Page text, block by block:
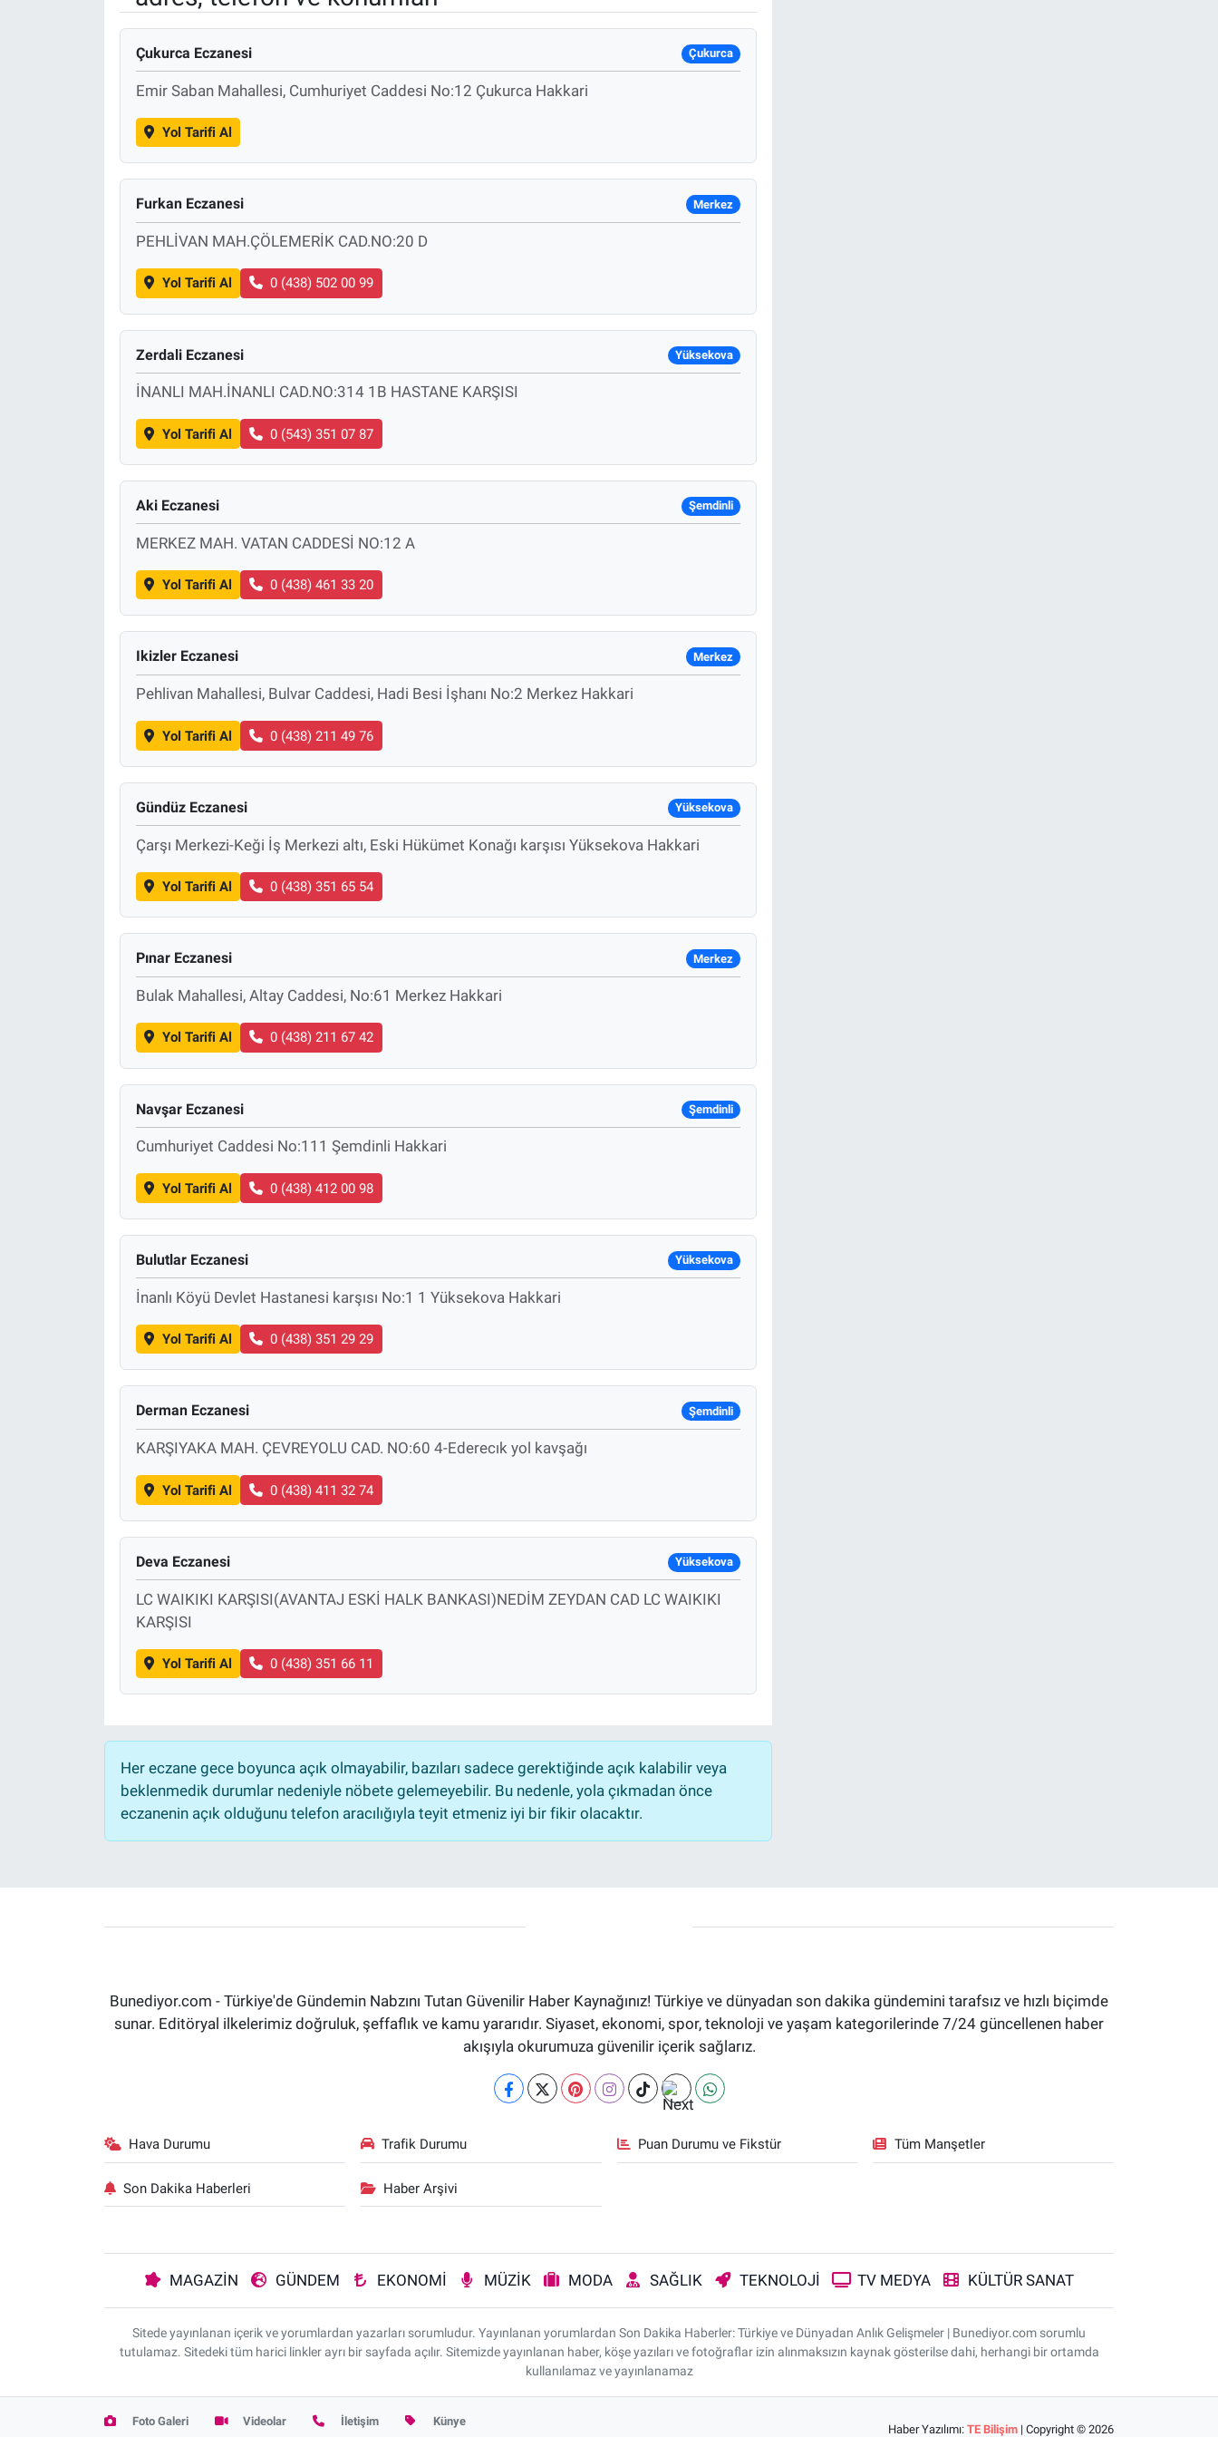
Çukurca Eczanesi Çukurca
Emir Saban Mahallesi, Cumhuriyet Caddesi No:12 Çukurca Hakkari
Yol Tarifi Al
Furkan Eczanesi Merkez
PEHLİVAN MAH.ÇÖLEMERİK CAD.NO:20 D
Yol Tarifi Al 0 (438) 502 00 99
Zerdali Eczanesi Yüksekova
İNANLI MAH.İNANLI CAD.NO:314 1B HASTANE KARŞISI
Yol Tarifi Al 0 (543) 351 07 87
Aki Eczanesi Şemdinli
MERKEZ MAH. VATAN CADDESİ NO:12 A
Yol Tarifi Al 0 (438) 461 33 20
Ikizler Eczanesi Merkez
Pehlivan Mahallesi, Bulvar Caddesi, Hadi Besi İşhanı No:2 Merkez Hakkari
Yol Tarifi Al 0 (438) 211 49 76
Gündüz Eczanesi Yüksekova
Çarşı Merkezi-Keği İş Merkezi altı, Eski Hükümet Konağı karşısı Yüksekova Hakkari
Yol Tarifi Al 0 (438) 351 65 54
Pınar Eczanesi Merkez
Bulak Mahallesi, Altay Caddesi, No:61 Merkez Hakkari
Yol Tarifi Al 0 (438) 211 67 42
Navşar Eczanesi Şemdinli
Cumhuriyet Caddesi No:111 Şemdinli Hakkari
Yol Tarifi Al 0 (438) 412 00 98
Bulutlar Eczanesi Yüksekova
İnanlı Köyü Devlet Hastanesi karşısı No:1 1 Yüksekova Hakkari
Yol Tarifi Al 0 (438) 351 29 29
Derman Eczanesi Şemdinli
KARŞIYAKA MAH. ÇEVREYOLU CAD. NO:60 4-Ederecık yol kavşağı
Yol Tarifi Al 0 (438) 411 32 74
Deva Eczanesi Yüksekova
LC WAIKIKI KARŞISI(AVANTAJ ESKİ HALK BANKASI)NEDİM ZEYDAN CAD LC WAIKIKI
KARŞISI
Yol Tarifi Al 0 (438) 351 66 11
Her eczane gece boyunca açık olmayabilir, bazıları sadece gerektiğinde açık kalabilir veya
beklenmedik durumlar nedeniyle nöbete gelemeyebilir. Bu nedenle, yola çıkmadan önce
eczanenin açık olduğunu telefon aracılığıyla teyit etmeniz iyi bir fikir olacaktır.
Bunediyor.com - Türkiye'de Gündemin Nabzını Tutan Güvenilir Haber Kaynağınız! Türkiye ve dünyadan son dakika gündemini tarafsız ve hızlı biçimde
sunar. Editöryal ilkelerimiz doğruluk, şeffaflık ve kamu yararıdır. Siyaset, ekonomi, spor, teknoloji ve yaşam kategorilerinde 7/24 güncellenen haber
akışıyla okurumuza güvenilir içerik sağlarız.
Hava Durumu Trafik Durumu Puan Durumu ve Fikstür Tüm Manşetler
Son Dakika Haberleri Haber Arşivi
MAGAZİN GÜNDEM EKONOMİ MÜZİK MODA SAĞLIK TEKNOLOJİ TV MEDYA KÜLTÜR SANAT
Sitede yayınlanan içerik ve yorumlardan yazarları sorumludur. Yayınlanan yorumlardan Son Dakika Haberler: Türkiye ve Dünyadan Anlık Gelişmeler | Bunediyor.com sorumlu
tutulamaz. Sitedeki tüm harici linkler ayrı bir sayfada açılır. Sitemizde yayınlanan haber, köşe yazıları ve fotoğraflar izin alınmaksızın kaynak gösterilse dahi, herhangi bir ortamda
kullanılamaz ve yayınlanamaz
Foto Galeri Videolar İletişim Künye
Haber Yazılımı:TE Bilişim | Copyright © 2026
KÜLTÜR SANAT